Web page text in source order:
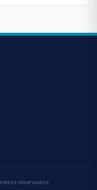
reservados.